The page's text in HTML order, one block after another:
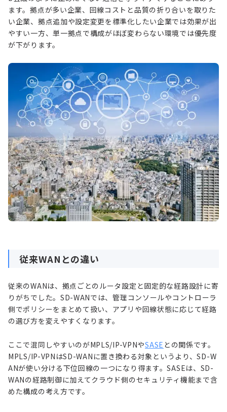
ます。拠点が多い企業、回線コストと品質の折り合いを取りた
い企業、拠点追加や設定変更を標準化したい企業では効果が出
やすい一方、単一拠点で構成がほぼ変わらない環境では優先度
が下がります。
従来WANとの違い
従来のWANは、拠点ごとのルータ設定と固定的な経路設計に寄
りがちでした。SD-WANでは、管理コンソールやコントローラ
側でポリシーをまとめて扱い、アプリや回線状態に応じて経路
の選び方を変えやすくなります。
ここで混同しやすいのがMPLS/IP-VPNやSASE との関係です。
MPLS/IP-VPNはSD-WANに置き換わる対象というより、SD-W
ANが使い分ける下位回線の一つになり得ます。SASEは、SD-
WANの経路制御に加えてクラウド側のセキュリティ機能まで含
めた構成の考え方です。